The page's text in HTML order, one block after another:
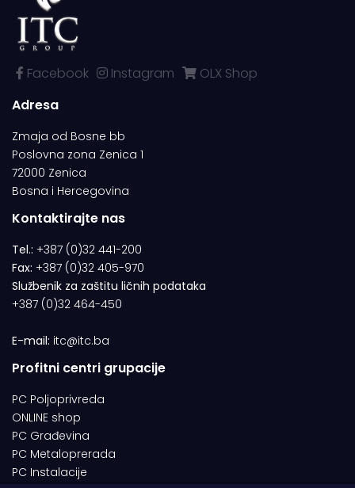
Facebook Instagram
OLX Shop
Adresa
Zmaja od Bosne bb
Poslovna zona Zenica 1
72000 Zenica
Bosna i Hercegovina
Kontaktirajte nas
Tel.: +387 (0)32 441-200
Fax: +387 (0)32 405-970
Službenik za zaštitu ličnih podataka
+387 (0)32 464-450
E-mail: itc@itc.ba
Profitni centri grupacije
PC Poljoprivreda
ONLINE shop
PC Građevina
PC Metaloprerada
PC Instalacije